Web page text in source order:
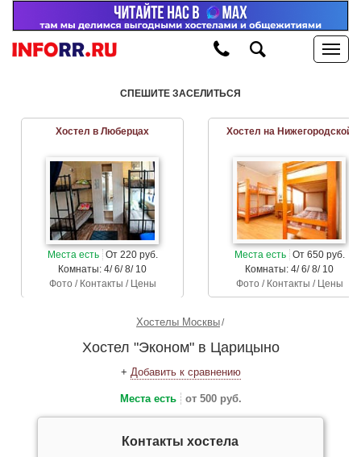
СПЕШИТЕ ЗАСЕЛИТЬСЯ
Хостел в Люберцах
Места есть От 220 руб.
Комнаты: 4/ 6/ 8/ 10
Фото / Контакты / Цены
Хостел на Нижегородской
Места есть От 650 руб.
Комнаты: 4/ 6/ 8/ 10
Фото / Контакты / Цены
Хостелы Москвы
Хостел "Эконом" в Царицыно
+ Добавить к сравнению
Места есть от 500 руб.
Контакты хостела